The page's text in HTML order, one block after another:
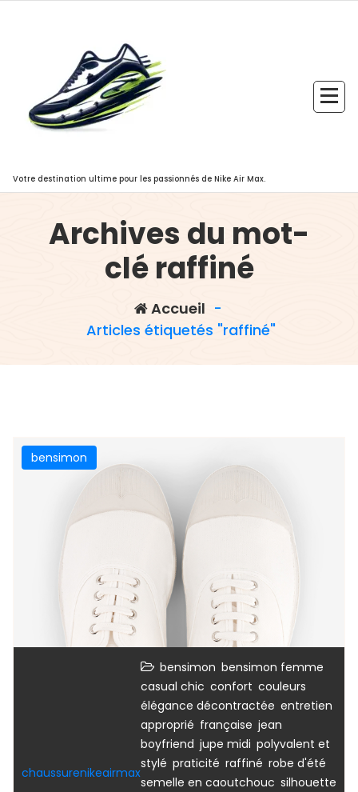
Votre destination ultime pour les passionnés de Nike Air Max.
Archives du mot-
clé raffiné
Accueil -
Articles étiquetés "raffiné"
bensimon
chaussurenikeairmax
bensimon bensimon femme
casual chic confort couleurs
élégance décontractée entretien
approprié française jean
boyfriend jupe midi polyvalent et
stylé praticité raffiné robe d'été
semelle en caoutchouc silhouette